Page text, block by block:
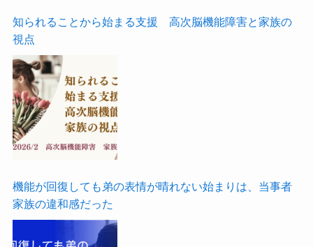
知られることから始まる支援 高次脳機能障害と家族の
視点
機能が回復しても弟の表情が晴れない始まりは、当事者
家族の違和感だった